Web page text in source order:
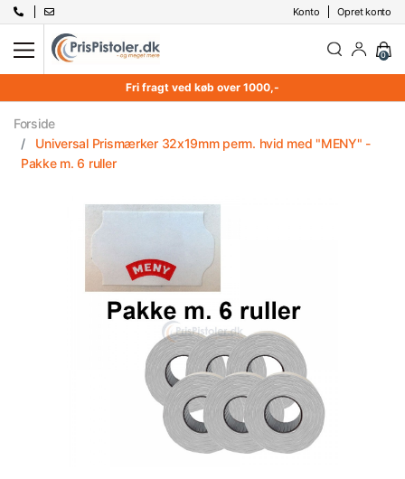
Konto Opret konto
0
Fri fragt ved køb over 1000,-
Forside
Universal Prismærker 32x19mm perm. hvid med "MENY" -
Pakke m. 6 ruller